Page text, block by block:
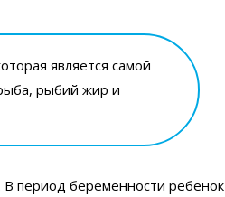
является самой
рыбий жир и
В период беременности ребенок